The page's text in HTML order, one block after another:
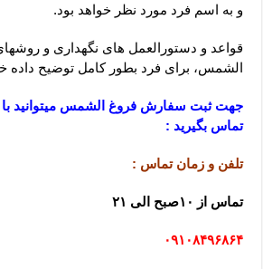
و به اسم فرد مورد نظر خواهد بود.
قواعد و دستورالعمل های نگهداری و
الشمس، برای فرد بطور کامل توضیح داده
جهت ثبت سفارش فروغ الشمس میتوانید با
تماس بگیرید :
تلفن و زمان تماس :
تماس از ۱۰صبح الی ۲۱
۰۹۱۰۸۴۹۶۸۶۴